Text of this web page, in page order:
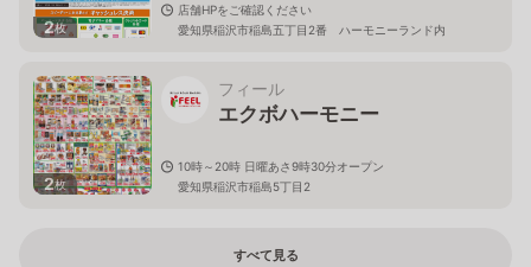
2枚
店舗HPをご確認ください
愛知県稲沢市稲島五丁目2番 ハーモニーランド内
2枚
フィール
エクボハーモニー
10時～20時 日曜あさ9時30分オープン
愛知県稲沢市稲島5丁目2
すべて見る